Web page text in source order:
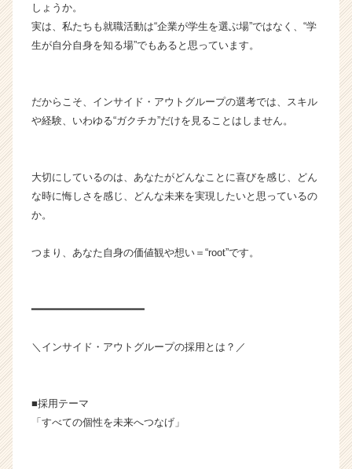
ウ
が
就
活
チ
ア
リ
r
e
しょうか。
実は、私たちも就職活動は“企業が学生を選ぶ場”ではなく、“学
生が自分自身を知る場”でもあると思っています。
だからこそ、インサイド・アウトグループの選考では、スキル
や経験、いわゆる“ガクチカ”だけを見ることはしません。
大切にしているのは、あなたがどんなことに喜びを感じ、どん
な時に悔しさを感じ、どんな未来を実現したいと思っているの
か。
つまり、あなた自身の価値観や想い＝“root”です。
━━━━━━━━━━━━━━━━━━
＼インサイド・アウトグループの採用とは？／
■採用テーマ
「すべての個性を未来へつなげ」